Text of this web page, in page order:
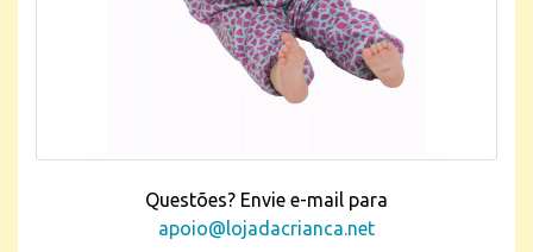
Questões? Envie e-mail para
apoio@lojadacrianca.net